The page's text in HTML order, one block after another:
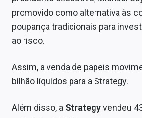
promovido como alternativa às
poupança tradicionais para
ao risco.
Assim, a venda de papeis
bilhão líquidos para a Strategy.
Além disso, a Strategyvendeu